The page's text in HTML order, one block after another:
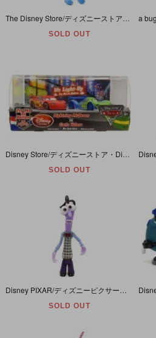
SOLD OUT
SOLD OUT
SOLD OUT